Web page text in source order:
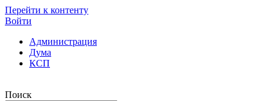
Перейти к контенту
Войти
Администрация
Дума
КСП
Поиск